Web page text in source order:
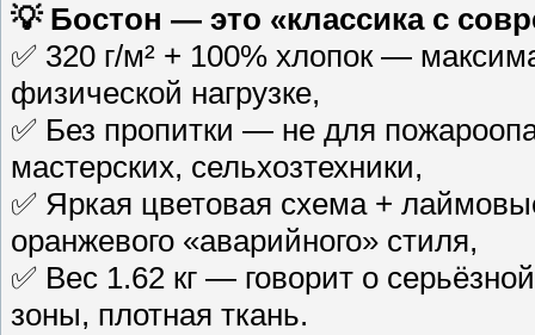
💡 Бостон — это «классика с
✅ 320 г/м² + 100% хлопок —
физической нагрузке,
✅ Без пропитки — не для
мастерских, сельхозтехники,
✅ Яркая цветовая схема +
оранжевого «аварийного» стиля,
✅ Вес 1.62 кг — говорит о
зоны, плотная ткань.